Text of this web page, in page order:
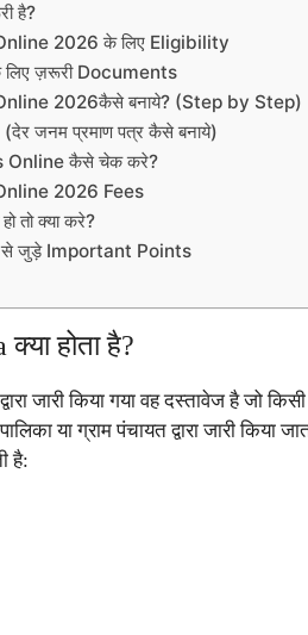
है?
2026 के लिए Eligibility
ज़रूरी Documents
2026कैसे बनाये? (Step by Step)
जनम प्रमाण पत्र कैसे बनाये)
कैसे चेक करे?
2026 Fees
तो क्या करे?
जुड़े Important Points
होता है?
जारी किया गया वह दस्तावेज है जो
या ग्राम पंचायत द्वारा जारी किया
है: